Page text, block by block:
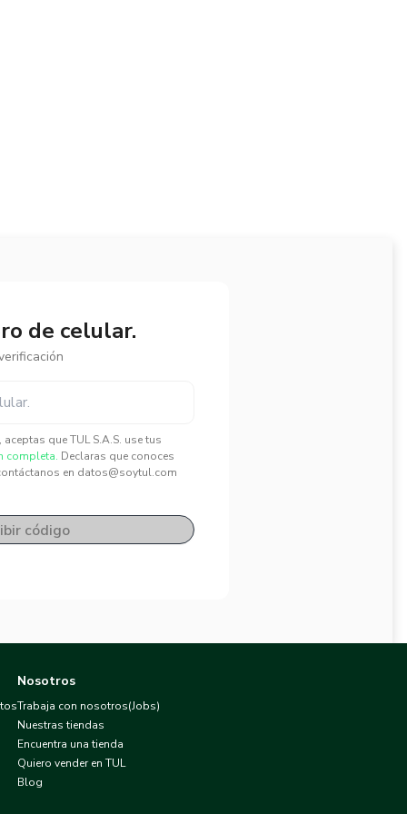
de celular.
que TUL S.A.S. use tus
completa. Declaras que conoces
en datos@soytul.com
código
Nosotros
Trabaja con nosotros(Jobs)
Nuestras tiendas
Encuentra una tienda
Quiero vender en TUL
Blog